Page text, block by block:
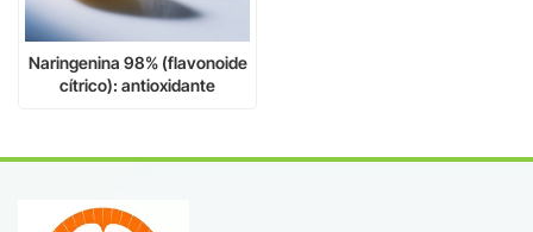
Naringenina 98% (flavonoide
cítrico): antioxidante
cítricos.